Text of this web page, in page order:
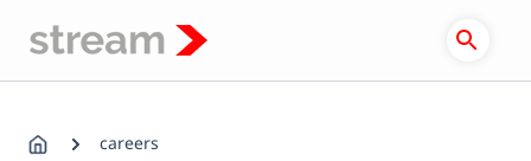
content
careers